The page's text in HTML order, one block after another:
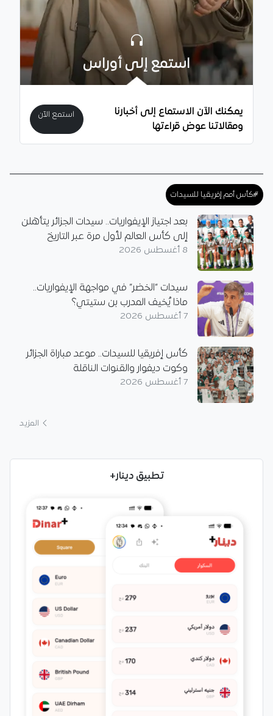
استمع إلى أوراس
يمكنك الآن الاستماع إلى أخبارنا
ومقالاتنا عوض قراءتها
استمع الآن
#كأس أمم إفريقيا للسيدات
بعد اجتياز الإيفواريات.. سيدات الجزائر يتأهلن
إلى كأس العالم لأول مرة عبر التاريخ
8 أغسطس 2026
سيدات “الخضر” في مواجهة الإيفواريات..
ماذا يُخيف المدرب بن ستيتي؟
7 أغسطس 2026
كأس إفريقيا للسيدات.. موعد مباراة الجزائر
وكوت ديفوار والقنوات الناقلة
7 أغسطس 2026
المزيد
تطبيق دينار+